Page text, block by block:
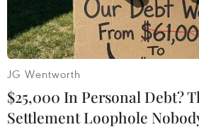
làng biển.
JG Wentworth
$25,000 In Personal Debt?
Settlement Loophole